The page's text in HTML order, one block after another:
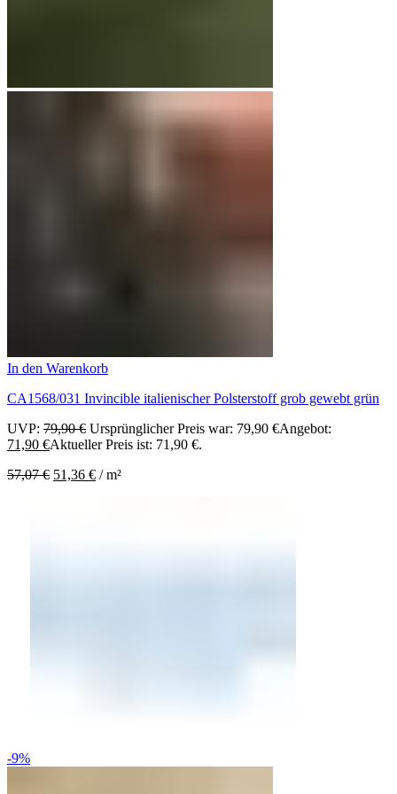
In den Warenkorb
CA1568/031 Invincible italienischer Polsterstoff grob gewebt grün
UVP: 79,90€ Ursprünglicher Preis war: 79,90 €Angebot:
71,90 €Aktueller Preis ist: 71,90 €.
57,07€ 51,36 € /m²
-9%